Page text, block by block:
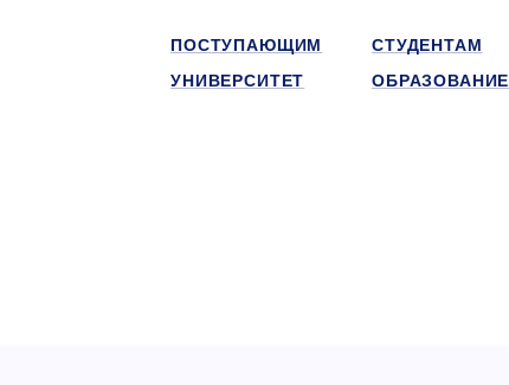
ПОСТУПАЮЩИМ СТУДЕНТАМ
УНИВЕРСИТЕТ
ОБРАЗОВАНИЕ